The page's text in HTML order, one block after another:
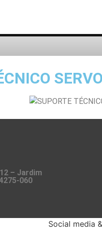
– Jardim
060
Social media